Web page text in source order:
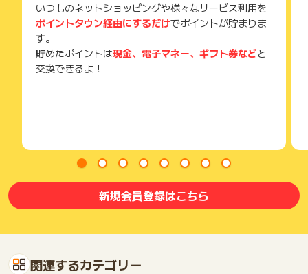
いつものネットショッピングや様々なサービス利用を
ポイントタウン経由にするだけでポイントが貯まりま
す。
貯めたポイントは現金、電子マネー、ギフト券などと
交換できるよ！
新規会員登録はこちら
関連するカテゴリー